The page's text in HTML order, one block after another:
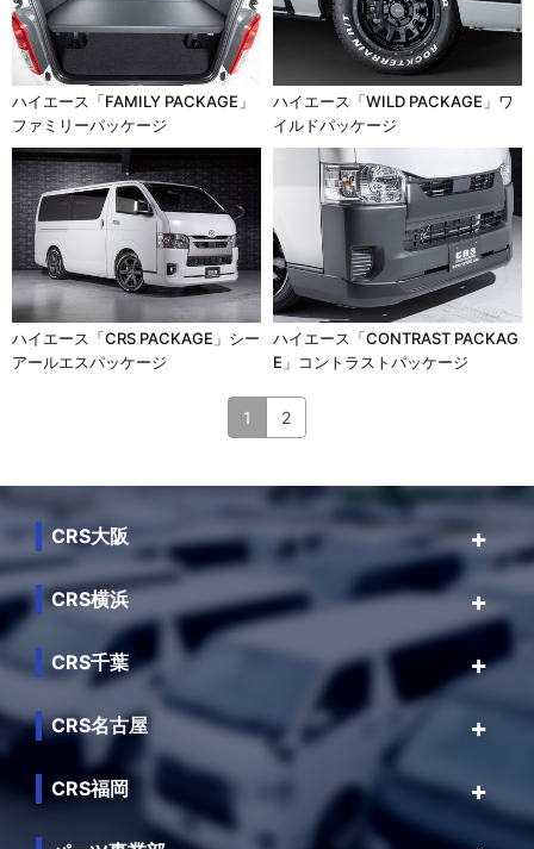
ハイエース「FAMILY PACKAGE」
ファミリーパッケージ
ハイエース「WILD PACKAGE」ワ
イルドパッケージ
ハイエース「CRS PACKAGE」シー
アールエスパッケージ
ハイエース「CONTRAST PACKAG
E」コントラストパッケージ
1 2
CRS大阪
CRS横浜
CRS千葉
CRS名古屋
CRS福岡